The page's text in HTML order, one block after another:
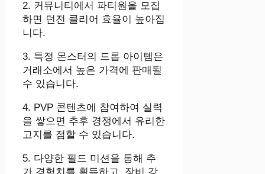
2. 커뮤니티에서 파티원을 모집
하면 던전 클리어 효율이 높아집
니다.
3. 특정 몬스터의 드롭 아이템은
거래소에서 높은 가격에 판매될
수 있습니다.
4. PVP 콘텐츠에 참여하여 실력
을 쌓으면 추후 경쟁에서 유리한
고지를 점할 수 있습니다.
5. 다양한 필드 미션을 통해 추